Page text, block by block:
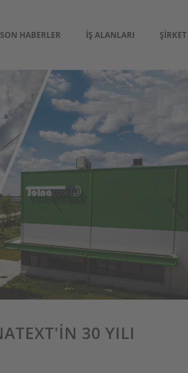
SON HABERLER İŞ ALANLARI ŞIRKET
30 YILI